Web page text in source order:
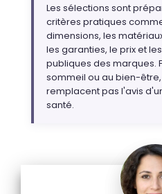
Les sélections sont
critères pratiques
dimensions, les
les garanties, le prix et
publiques des marques.
sommeil ou au bien-
remplacent pas l'avis
santé.